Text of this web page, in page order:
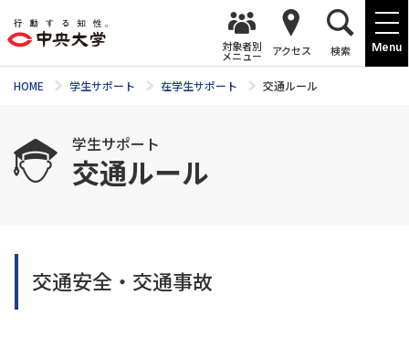
Menu
対象者別
メニュー アクセス 検索
HOME 学生サポート 在学生サポート 交通ルール
学生サポート
交通ルール
交通安全・交通事故